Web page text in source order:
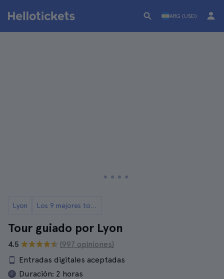
ARG (USD)
Lyon Los 9 mejores tours de Lyon
Tour guiado por Lyon
4.5
(997 opiniones)
Entradas digitales aceptadas
Duración: 2 horas